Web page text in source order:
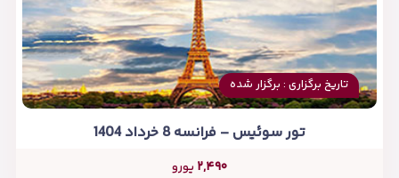
تاریخ برگزاری : برگزار شده
تور سوئیس – فرانسه 8 خرداد 1404
۲,۴۹۰ یورو